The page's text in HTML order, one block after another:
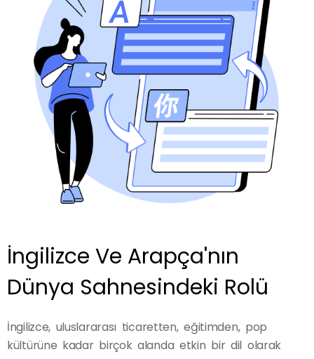
İngilizce Ve Arapça'nın
Dünya Sahnesindeki Rolü
İngilizce, uluslararası ticaretten, eğitimden, pop
kültürüne kadar birçok alanda etkin bir dil olarak